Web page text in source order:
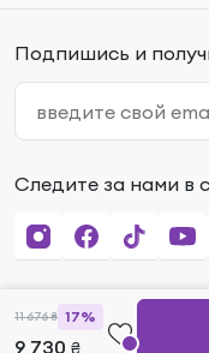
11 676₴ 17%
9 730 ₴
Подпишись и
Следите за нами в